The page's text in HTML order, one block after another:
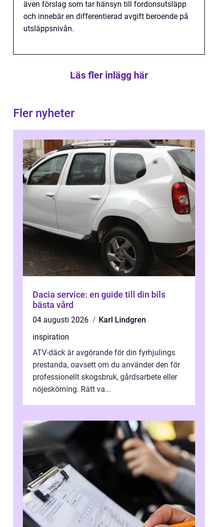
även förslag som tar hänsyn till fordonsutsläpp
och innebär en differentierad avgift beroende på
utsläppsnivån.
Läs fler inlägg här
Fler nyheter
Dacia service: en guide till din bils
bästa vård
04 augusti 2026
Karl Lindgren
inspiration
ATV-däck är avgörande för din fyrhjulings
prestanda, oavsett om du använder den för
professionellt skogsbruk, gårdsarbete eller
nöjeskörning. Rätt va...